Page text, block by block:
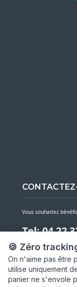
🍪 Zéro
On n'aime pas être
utilise uniquement
panier ne s'envole
Vous souhaitez
Tel: 04 22
Notre service client
NOUS